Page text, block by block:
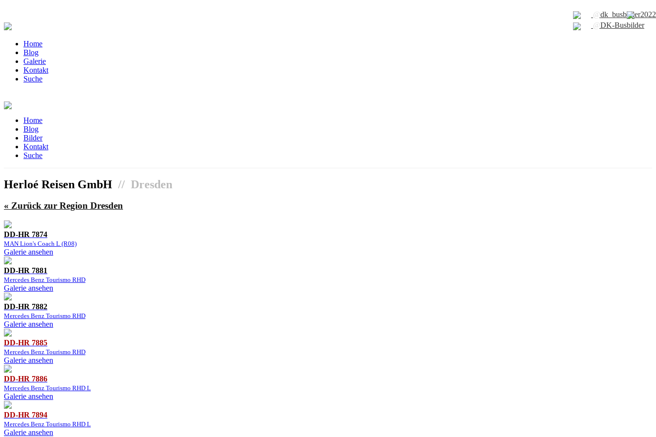
Home
Blog
Galerie
Kontakt
Suche
@dk_busbilder2022
@DK-Busbilder
Home
Blog
Bilder
Kontakt
Suche
Herloé Reisen GmbH // Dresden
« Zurück zur Region Dresden
DD-HR 7874
MAN Lion's Coach L (R08)
Galerie ansehen
DD-HR 7881
Mercedes Benz Tourismo RHD
Galerie ansehen
DD-HR 7882
Mercedes Benz Tourismo RHD
Galerie ansehen
DD-HR 7885
Mercedes Benz Tourismo RHD
Galerie ansehen
DD-HR 7886
Mercedes Benz Tourismo RHD L
Galerie ansehen
DD-HR 7894
Mercedes Benz Tourismo RHD L
Galerie ansehen